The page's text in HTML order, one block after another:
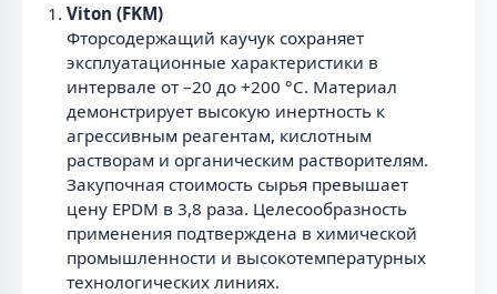
Viton (FKM)
Фторсодержащий каучук сохраняет
эксплуатационные характеристики в
интервале от –20 до +200 °С. Материал
демонстрирует высокую инертность к
агрессивным реагентам, кислотным
растворам и органическим растворителям.
Закупочная стоимость сырья превышает
цену EPDM в 3,8 раза. Целесообразность
применения подтверждена в химической
промышленности и высокотемпературных
технологических линиях.